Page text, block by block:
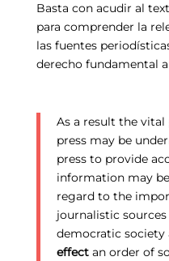
Basta con acudir al
para comprender la
las fuentes
derecho fundamental
As a result the
press may be
press to provide
information may
regard to the
journalistic
democratic
effectan order of